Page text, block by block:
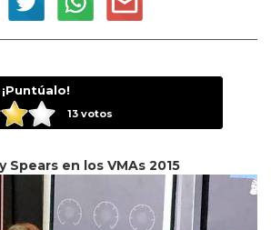
13votos
Spears en los VMAs 2015